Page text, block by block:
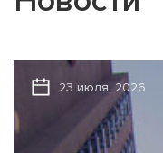
23 июля, 2026